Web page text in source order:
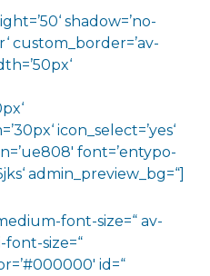
shadow=’no-
custom_border=’av-
icon_select=’yes‘
font=’entypo-
admin_preview_bg=“]
font-size=“ av-
font-size=“
id=“